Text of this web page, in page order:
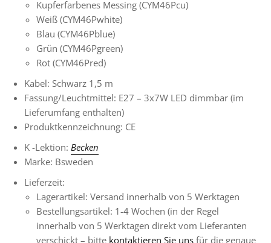
Kupferfarbenes Messing (CYM46Pcu)
Weiß (CYM46Pwhite)
Blau (CYM46Pblue)
Grün (CYM46Pgreen)
Rot (CYM46Pred)
Kabel: Schwarz 1,5 m
Fassung/Leuchtmittel: E27 – 3x7W LED dimmbar (im
Lieferumfang enthalten)
Produktkennzeichnung: CE
K -Lektion: Becken
Marke: Bsweden
Lieferzeit:
Lagerartikel: Versand innerhalb von 5 Werktagen
Bestellungsartikel: 1-4 Wochen (in der Regel
innerhalb von 5 Werktagen direkt vom Lieferanten
verschickt – bitte kontaktieren Sie uns für die genaue